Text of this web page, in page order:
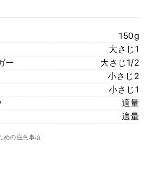
150g
大さじ1
ー
大さじ1/2
小さじ2
小さじ1
適量
適量
めの注意事項